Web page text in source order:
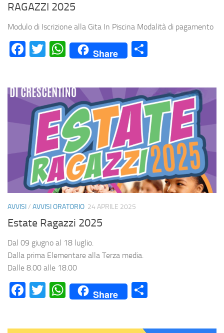
RAGAZZI 2025
Modulo di Iscrizione alla Gita In Piscina Modalità di pagamento
Facebook
Twitter
WhatsApp
Share
AVVISI/ AVVISI ORATORIO 24 APRILE 2025
Estate Ragazzi 2025
Dal 09 giugno al 18 luglio.
Dalla prima Elementare alla Terza media.
Dalle 8.00 alle 18.00
Facebook
Twitter
WhatsApp
Share